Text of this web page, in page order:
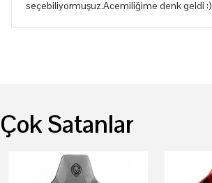
seçebiliyormuşuz.Acemiliğime denk geldi :)
Çok Satanlar